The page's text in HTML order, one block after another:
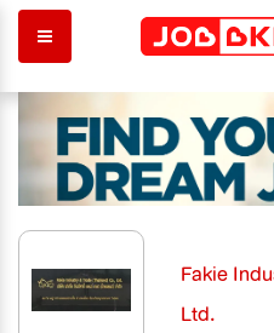
Fakie
Ltd.